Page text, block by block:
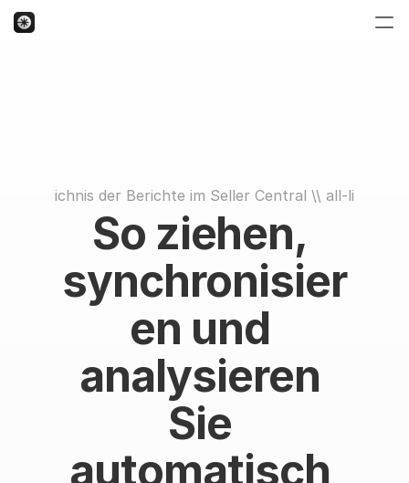
Verzeichnis der Berichte im Seller Central \\ all-listings
So ziehen,
synchronisier
en und
analysieren
Sie
automatisch